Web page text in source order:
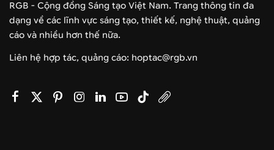
RGB - Cộng đồng Sáng tạo Việt Nam. Trang thông tin đa
dạng về các lĩnh vực sáng tạo, thiết kế, nghệ thuật, quảng
cáo và nhiều hơn thế nữa.
Liên hệ hợp tác, quảng cáo: hoptac@rgb.vn